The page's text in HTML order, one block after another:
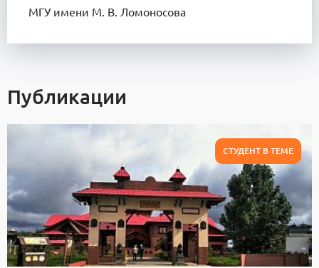
МГУ имени М. В. Ломоносова
Публикации
СТУДЕНТ В ТЕМЕ